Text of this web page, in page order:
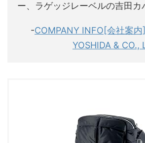
ー、ラゲッジレーベルの吉田カ
-COMPANY INFO[会社案内
YOSHIDA & CO.,